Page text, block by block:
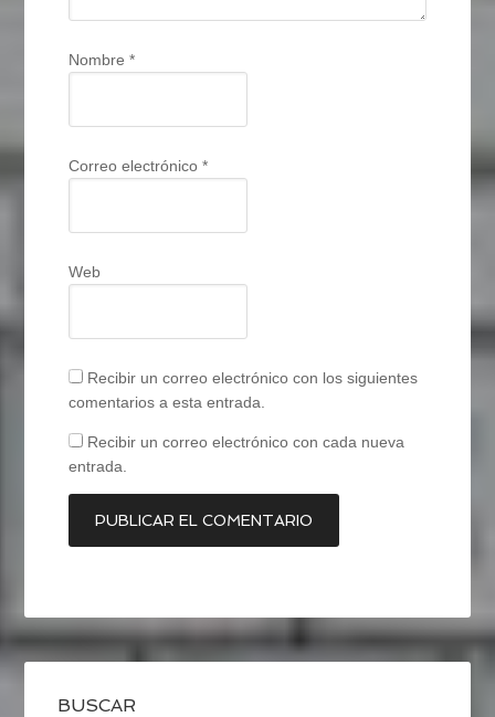
Nombre*
Correo electrónico*
Web
Recibir un correo electrónico con los siguientes
comentarios a esta entrada.
Recibir un correo electrónico con cada nueva
entrada.
BUSCAR